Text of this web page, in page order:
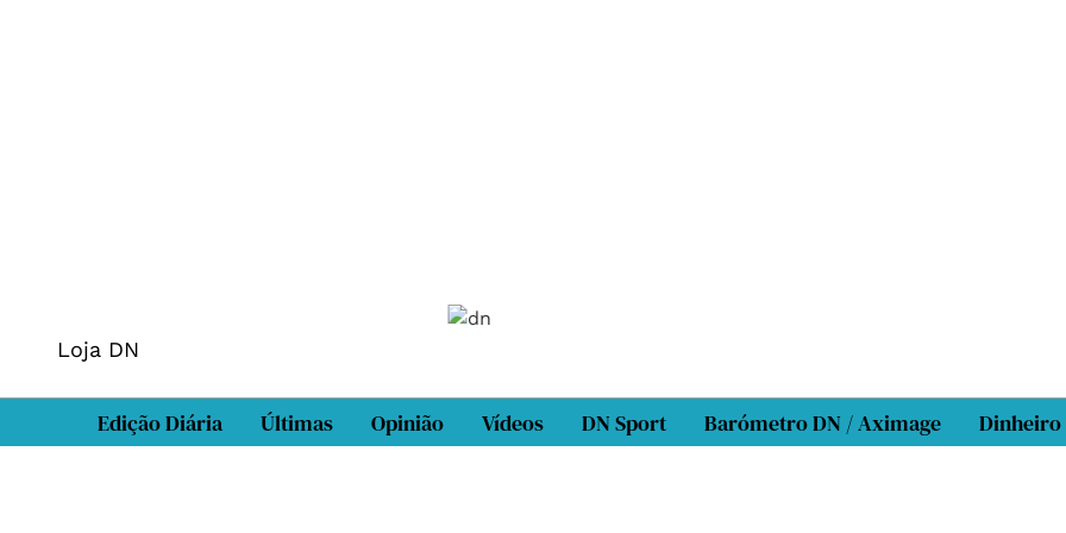
Loja DN
Edição Diária Últimas Opinião Vídeos DN Sport Barómetro DN / Aximage Dinheiro